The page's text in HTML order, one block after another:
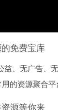
免费宝库
、无广告、
的资源聚合平
源等你来